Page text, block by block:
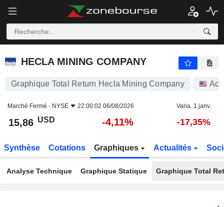
HECLA MINING COMPANY
HECLA MINING COMPANY
Graphique Total Return Hecla Mining Company
Marché Fermé - NYSE 22:00:02 06/08/2026 Varia. 1 janv.
15,86 USD -4,11% -17,35%
Synthèse Cotations Graphiques Actualités
Analyse Technique Graphique Statique Graphique Total